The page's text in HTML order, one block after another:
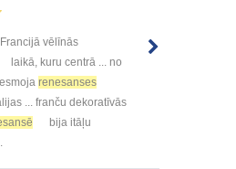
vēlīnās
laikā, kuru centrā ... no
renesanses
... franču dekoratīvās
bija itāļu